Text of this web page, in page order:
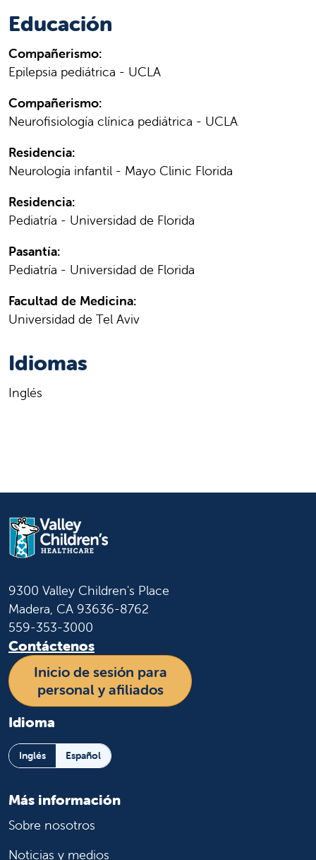
Educación
Compañerismo:
Epilepsia pediátrica - UCLA
Compañerismo:
Neurofisiología clínica pediátrica - UCLA
Residencia:
Neurología infantil - Mayo Clinic Florida
Residencia:
Pediatría - Universidad de Florida
Pasantía:
Pediatría - Universidad de Florida
Facultad de Medicina:
Universidad de Tel Aviv
Idiomas
Inglés
9300 Valley Children's Place
Madera, CA 93636-8762
559-353-3000
Contáctenos
Inicio de sesión para
personal y afiliados
Idioma
Inglés Español
Más información
Sobre nosotros
Noticias y medios